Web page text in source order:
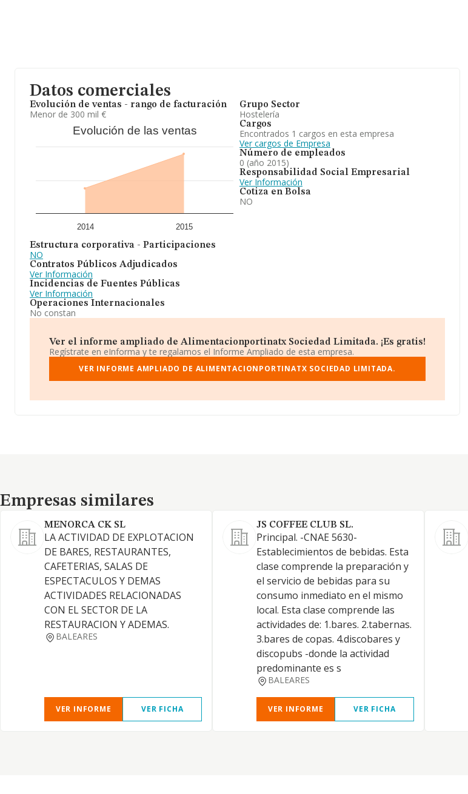
Datos comerciales
Evolución de ventas - rango de facturación
Menor de 300 mil €
Evolución de las ventas
2014 2015
Estructura corporativa - Participaciones
NO
Contratos Públicos Adjudicados
Ver Información
Incidencias de Fuentes Públicas
Ver Información
Operaciones Internacionales
No constan
Grupo Sector
Hostelería
Cargos
Encontrados 1 cargos en esta empresa
Ver cargos de Empresa
Número de empleados
0 (año 2015)
Responsabilidad Social Empresarial
Ver Información
Cotiza en Bolsa
NO
Ver el informe ampliado de Alimentacionportinatx Sociedad Limitada. ¡Es gratis!
Regístrate en eInforma y te regalamos el Informe Ampliado de esta empresa.
VER INFORME AMPLIADO DE ALIMENTACIONPORTINATX SOCIEDAD LIMITADA.
Empresas similares
Empresas similares
MENORCA CK SL
LA ACTIVIDAD DE EXPLOTACION
DE BARES, RESTAURANTES,
CAFETERIAS, SALAS DE
ESPECTACULOS Y DEMAS
ACTIVIDADES RELACIONADAS
CON EL SECTOR DE LA
RESTAURACION Y ADEMAS.
BALEARES
VER INFORME VER FICHA
JS COFFEE CLUB SL.
Principal. -CNAE 5630-
Establecimientos de bebidas. Esta
clase comprende la preparación y
el servicio de bebidas para su
consumo inmediato en el mismo
local. Esta clase comprende las
actividades de: 1.bares. 2.tabernas.
3.bares de copas. 4.discobares y
discopubs -donde la actividad
predominante es s
BALEARES
VER INFORME VER FICHA